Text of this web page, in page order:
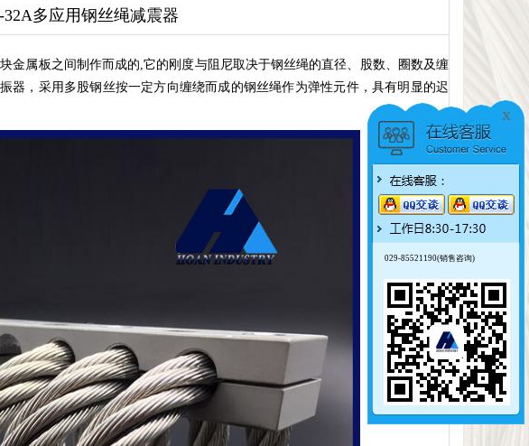
32A多应用钢丝绳减震器
金属板之间制作而成的,它的刚度与阻尼取决于钢丝绳的直径、股数、圈数及缠
器，采用多股钢丝按一定方向缠绕而成的钢丝绳作为弹性元件，具有明显的迟
x
029-85521190(销售咨询)